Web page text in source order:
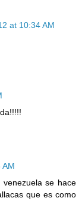
at 10:34 AM
AM
se hace
que es como